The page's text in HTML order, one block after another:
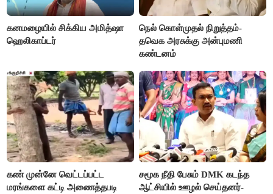
கனமழையில் சிக்கிய அமித்ஷா
ஹெலிகாப்டர்
நெல் கொள்முதல் நிறுத்தம்-
தவெக அரசுக்கு அன்புமணி
கண்டனம்
கண் முன்னே வெட்டப்பட்ட
மரங்களை கட்டி அணைத்தபடி
சமூக நீதி பேசும் DMK கடந்த
ஆட்சியில் ஊழல் செய்தனர்-